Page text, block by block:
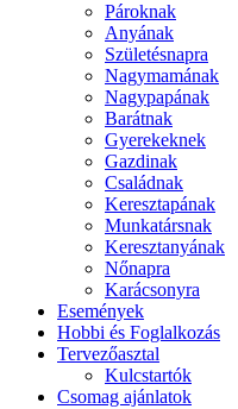
Pároknak
Anyának
Születésnapra
Nagymamának
Nagypapának
Barátnak
Gyerekeknek
Gazdinak
Családnak
Keresztapának
Munkatársnak
Keresztanyának
Nőnapra
Karácsonyra
Események
Hobbi és Foglalkozás
Tervezőasztal
Kulcstartók
Csomag ajánlatok